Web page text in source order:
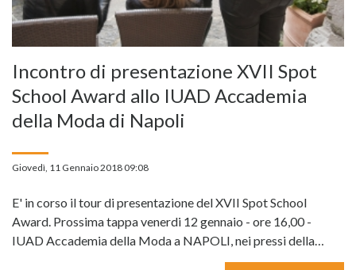
Incontro di presentazione XVII Spot
School Award allo IUAD Accademia
della Moda di Napoli
Giovedì, 11 Gennaio 2018 09:08
E' in corso il tour di presentazione del XVII Spot School
Award. Prossima tappa venerdi 12 gennaio - ore 16,00 -
IUAD Accademia della Moda a NAPOLI, nei pressi della…